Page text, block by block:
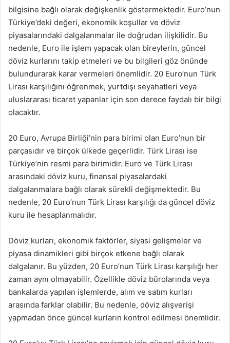
bilgisine bağlı olarak değişkenlik göstermektedir. Euro’nun
Türkiye’deki değeri, ekonomik koşullar ve döviz
piyasalarındaki dalgalanmalar ile doğrudan ilişkilidir. Bu
nedenle, Euro ile işlem yapacak olan bireylerin, güncel
döviz kurlarını takip etmeleri ve bu bilgileri göz önünde
bulundurarak karar vermeleri önemlidir. 20 Euro’nun Türk
Lirası karşılığını öğrenmek, yurtdışı seyahatleri veya
uluslararası ticaret yapanlar için son derece faydalı bir bilgi
olacaktır.
20 Euro, Avrupa Birliği’nin para birimi olan Euro’nun bir
parçasıdır ve birçok ülkede geçerlidir. Türk Lirası ise
Türkiye’nin resmi para birimidir. Euro ve Türk Lirası
arasındaki döviz kuru, finansal piyasalardaki
dalgalanmalara bağlı olarak sürekli değişmektedir. Bu
nedenle, 20 Euro’nun Türk Lirası karşılığı da güncel döviz
kuru ile hesaplanmalıdır.
Döviz kurları, ekonomik faktörler, siyasi gelişmeler ve
piyasa dinamikleri gibi birçok etkene bağlı olarak
dalgalanır. Bu yüzden, 20 Euro’nun Türk Lirası karşılığı her
zaman aynı olmayabilir. Özellikle döviz bürolarında veya
bankalarda yapılan işlemlerde, alım ve satım kurları
arasında farklar olabilir. Bu nedenle, döviz alışverişi
yapmadan önce güncel kurların kontrol edilmesi önemlidir.